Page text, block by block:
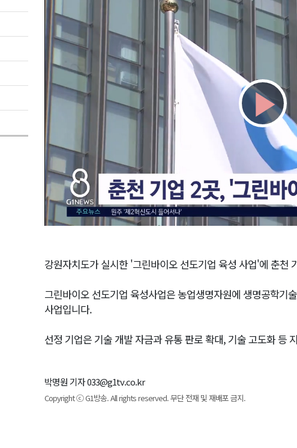
강원자치도가 실시한 '그린바이오 선도기업 육성 사업'에 춘천
그린바이오 선도기업 육성사업은 농업생명자원에 생명공학기
사업입니다.
선정 기업은 기술 개발 자금과 유통 판로 확대, 기술 고도화 등
박명원 기자 033@g1tv.co.kr
Copyright ⓒ G1방송. All rights reserved. 무단 전재 및 재배포 금지.